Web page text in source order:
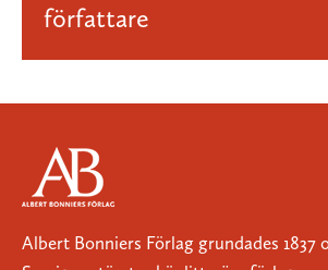
författare
Albert Bonniers Förlag grundades 1837